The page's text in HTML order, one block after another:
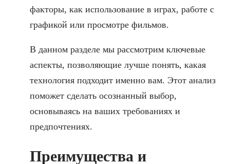
факторы, как использование в играх, работе с
графикой или просмотре фильмов.
В данном разделе мы рассмотрим ключевые
аспекты, позволяющие лучше понять, какая
технология подходит именно вам. Этот анализ
поможет сделать осознанный выбор,
основываясь на ваших требованиях и
предпочтениях.
Преимущества и